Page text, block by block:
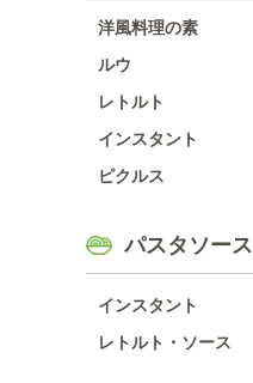
洋風料理の素
ルウ
レトルト
インスタント
ピクルス
パスタソース
インスタント
レトルト・ソース